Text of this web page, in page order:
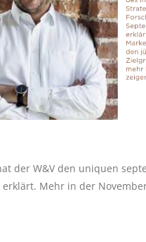
der W&V den uniquen
erklärt. Mehr in der